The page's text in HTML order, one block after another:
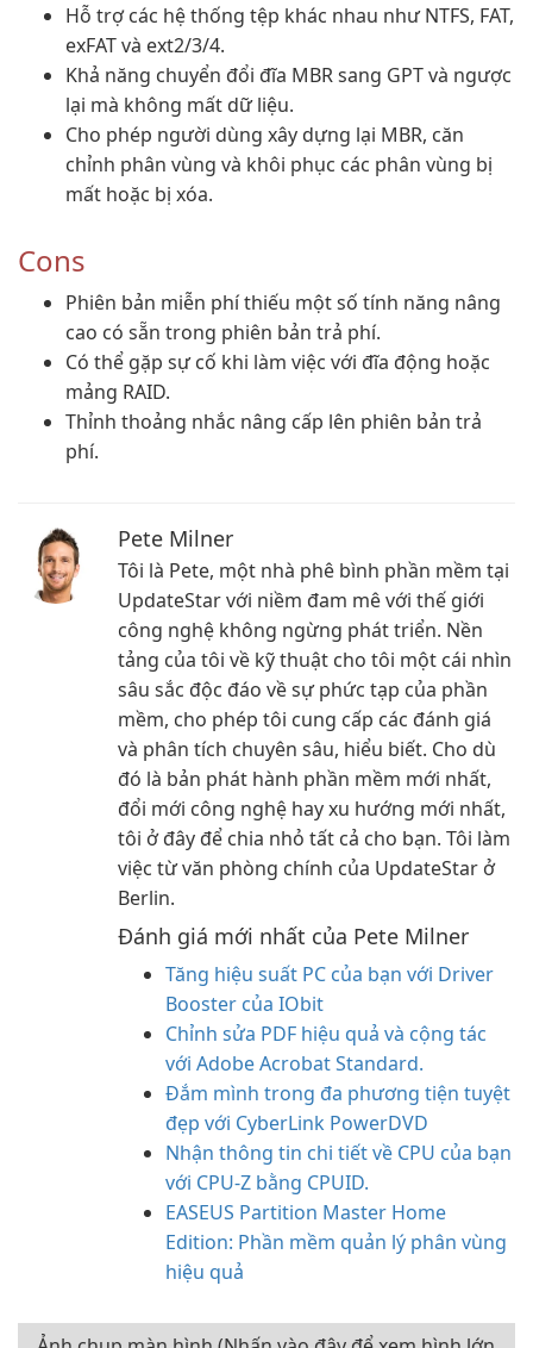
Hỗ trợ các hệ thống tệp khác nhau như NTFS, FAT,
exFAT và ext2/3/4.
Khả năng chuyển đổi đĩa MBR sang GPT và ngược
lại mà không mất dữ liệu.
Cho phép người dùng xây dựng lại MBR, căn
chỉnh phân vùng và khôi phục các phân vùng bị
mất hoặc bị xóa.
Cons
Phiên bản miễn phí thiếu một số tính năng nâng
cao có sẵn trong phiên bản trả phí.
Có thể gặp sự cố khi làm việc với đĩa động hoặc
mảng RAID.
Thỉnh thoảng nhắc nâng cấp lên phiên bản trả
phí.
Pete Milner
Tôi là Pete, một nhà phê bình phần mềm tại
UpdateStar với niềm đam mê với thế giới
công nghệ không ngừng phát triển. Nền
tảng của tôi về kỹ thuật cho tôi một cái nhìn
sâu sắc độc đáo về sự phức tạp của phần
mềm, cho phép tôi cung cấp các đánh giá
và phân tích chuyên sâu, hiểu biết. Cho dù
đó là bản phát hành phần mềm mới nhất,
đổi mới công nghệ hay xu hướng mới nhất,
tôi ở đây để chia nhỏ tất cả cho bạn. Tôi làm
việc từ văn phòng chính của UpdateStar ở
Berlin.
Đánh giá mới nhất của Pete Milner
Tăng hiệu suất PC của bạn với Driver
Booster của IObit
Chỉnh sửa PDF hiệu quả và cộng tác
với Adobe Acrobat Standard.
Đắm mình trong đa phương tiện tuyệt
đẹp với CyberLink PowerDVD
Nhận thông tin chi tiết về CPU của bạn
với CPU-Z bằng CPUID.
EASEUS Partition Master Home
Edition: Phần mềm quản lý phân vùng
hiệu quả